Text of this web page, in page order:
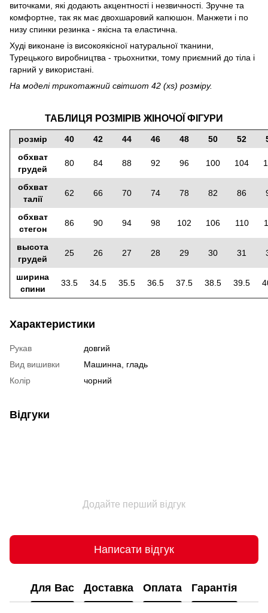
виточками, які додають акцентності і незвичності. Зручне та
комфортне, так як має двохшаровий капюшон. Манжети і по
низу спинки резинка - якісна та еластична.
Худі виконане із високоякісної натуральної тканини,
Турецького виробництва - трьохнитки, тому приємний до тіла і
гарний у використані.
На моделі трикотажний світшот 42 (xs) розміру.
ТАБЛИЦЯ РОЗМІРІВ ЖІНОЧОЇ ФІГУРИ
розмір 40 42 44 46 48 50 52
обхват
грудей
80 84 88 92 96 100 104
обхват
талії
62 66 70 74 78 82 86
обхват
стегон
86 90 94 98 102 106 110
высота
грудей
25 26 27 28 29 30 31
ширина
спини
33.5 34.5 35.5 36.5 37.5 38.5 39.5
Характеристики
Рукав
довгий
Вид вишивки
Машинна, гладь
Колір
чорний
Відгуки
Додайте перший відгук
Написати відгук
Для Вас Доставка Оплата Гарантія